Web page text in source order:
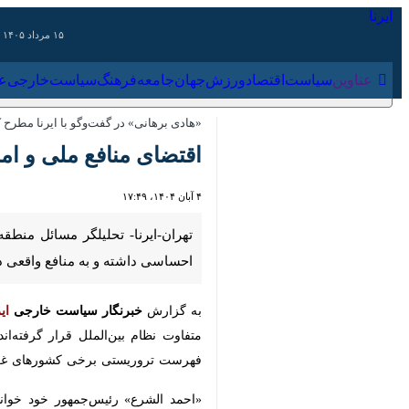
عناوین‌ سیاست اقتصاد ورزش جهان جامعه فرهنگ
«هادی برهانی» در گفت‌وگو با ایرنا مطرح
اقتضای منافع ملی و